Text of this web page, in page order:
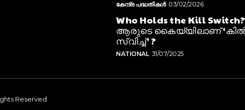
കേന്ദ്ര പദ്ധതികൾ 03/02/2026
Who Holds the Kill
ആരുടെ കൈയ്യിലാണ്
സ്വിച്ച്’ ?
NATIONAL 31/07/2025
Reserved.